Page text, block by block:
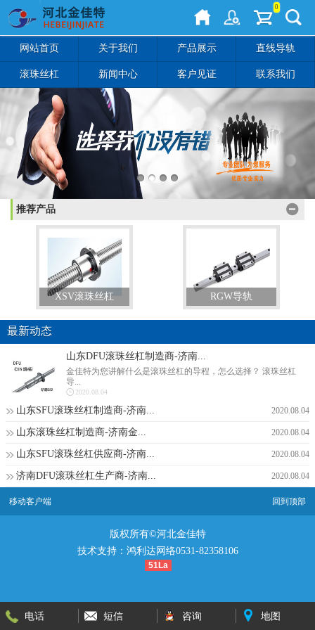
0
网站首页 关于我们 产品展示 直线导轨
滚珠丝杠 新闻中心 客户见证 联系我们
推荐产品
XSV滚珠丝杠 RGW导轨
最新动态
山东DFU滚珠丝杠制造商-济南...
金佳特为您讲解什么是滚珠丝杠的导程，怎么选择？ 滚珠丝杠
导...
2020.08.04
山东SFU滚珠丝杠制造商-济南... 2020.08.04
山东滚珠丝杠制造商-济南金... 2020.08.04
山东SFU滚珠丝杠供应商-济南... 2020.08.04
济南DFU滚珠丝杠生产商-济南... 2020.08.04
移动客户端 回到顶部
版权所有©河北金佳特
技术支持：鸿利达网络0531-82358106
51La
电话 短信 咨询 地图